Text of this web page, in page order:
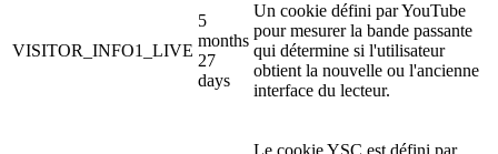
VISITOR_INFO1_LIVE
5
months
27
days
Un cookie défini par YouTube
pour mesurer la bande passante
qui détermine si l'utilisateur
obtient la nouvelle ou l'ancienne
interface du lecteur.